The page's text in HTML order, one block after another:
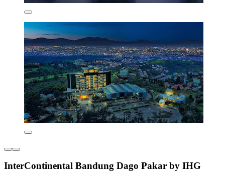
InterContinental Bandung Dago Pakar by IHG